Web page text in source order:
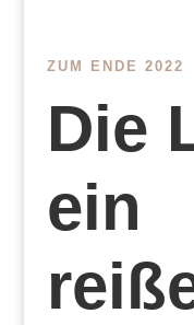
ZUM ENDE 2022
Die
ein